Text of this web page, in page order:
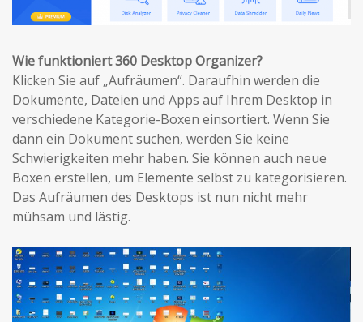
Wie funktioniert 360 Desktop Organizer?
Klicken Sie auf „Aufräumen“. Daraufhin werden die
Dokumente, Dateien und Apps auf Ihrem Desktop in
verschiedene Kategorie-Boxen einsortiert. Wenn Sie
dann ein Dokument suchen, werden Sie keine
Schwierigkeiten mehr haben. Sie können auch neue
Boxen erstellen, um Elemente selbst zu kategorisieren.
Das Aufräumen des Desktops ist nun nicht mehr
mühsam und lästig.